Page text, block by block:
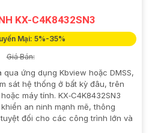
KX-C4K8432SN3
Mại: 5%-35%
Giá Bán:
ứng dụng Kbview hoặc DMSS,
sát hệ thống ở bất kỳ đâu, trên
máy tính. KX‑C4K8432SN3
an ninh mạnh mẽ, thông
đối cho các công trình lớn và